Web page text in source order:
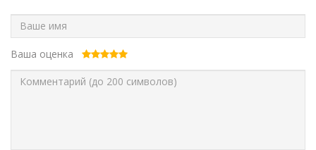
Ваша оценка